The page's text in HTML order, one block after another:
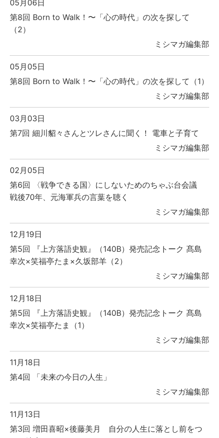
05月06日
第8回 Born to Walk！〜「心の時代」の次を探して
（2）
ミシマガ編集部
05月05日
第8回 Born to Walk！〜「心の時代」の次を探して（1）
ミシマガ編集部
03月03日
第7回 細川貂々さんとツレさんに聞く！ 電車と子育て
ミシマガ編集部
02月05日
第6回 〈戦争できる国〉にしないためのちゃぶ台会議
戦後70年、元海軍兵の言葉を聴く
ミシマガ編集部
12月19日
第5回 『上方落語史観』（140B）発売記念トーク 髙島
幸次×笑福亭たま×久坂部羊（2）
ミシマガ編集部
12月18日
第5回 『上方落語史観』（140B）発売記念トーク 髙島
幸次×笑福亭たま（1）
ミシマガ編集部
11月18日
第4回 「未来の今日の人生」
ミシマガ編集部
11月13日
第3回 増田喜昭×後藤美月 自分の人生に落とし前をつ